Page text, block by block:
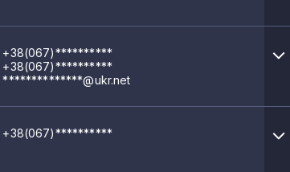
+38(067)**********
+38(067)**********
**************@ukr.net
+38(067)**********